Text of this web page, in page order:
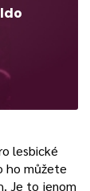
lesbické
ho můžete
Je to jenom